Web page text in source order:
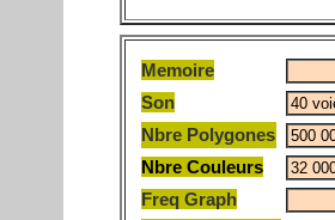
Memoire
Son
Nbre Polygones
Nbre Couleurs
Freq Graph